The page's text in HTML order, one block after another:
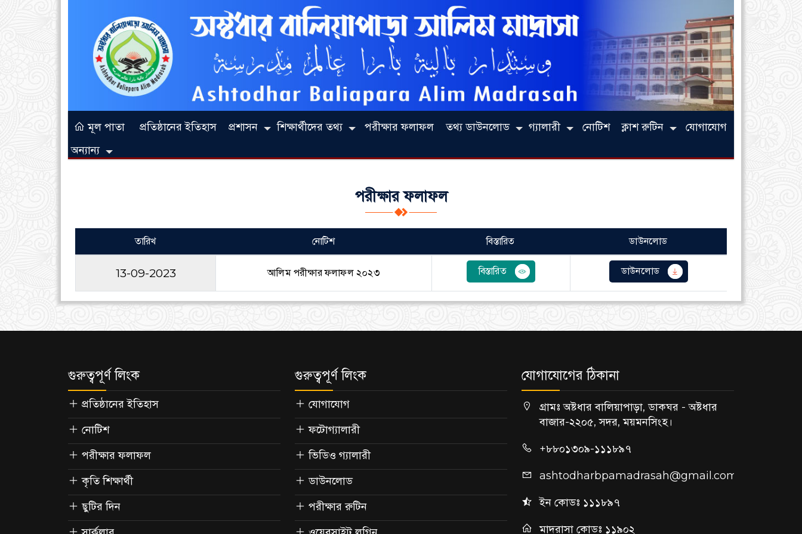
মূল পাতা প্রতিষ্ঠানের ইতিহাস প্রশাসন শিক্ষার্থীদের তথ্য পরীক্ষার ফলাফল তথ্য ডাউনলোড গ্যালারী নোটিশ ক্লাশ রুটিন
যোগাযোগ
অন্যান্য
পরীক্ষার ফলাফল
তারিখ নোটিশ বিস্তারিত ডাউনলোড
13-09-2023 আলিম পরীক্ষার ফলাফল ২০২৩ বিস্তারিত ডাউনলোড
গুরুত্বপূর্ণ লিংক
প্রতিষ্ঠানের ইতিহাস
নোটিশ
পরীক্ষার ফলাফল
কৃতি শিক্ষার্থী
ছুটির দিন
গুরুত্বপূর্ণ লিংক
যোগাযোগ
ফটোগ্যালারী
ভিডিও গ্যালারী
ডাউনলোড
পরীক্ষার রুটিন
যোগাযোগের ঠিকানা
গ্রামঃ অষ্টধার বালিয়াপাড়া, ডাকঘর - অষ্টধার
বাজার-২২০৫, সদর, ময়মনসিংহ।
+৮৮০১৩০৯-১১১৮৯৭
ashtodharbpamadrasah@gmail.com
ইন কোডঃ ১১১৮৯৭
মাদরাসা কোডঃ ১১৯০২